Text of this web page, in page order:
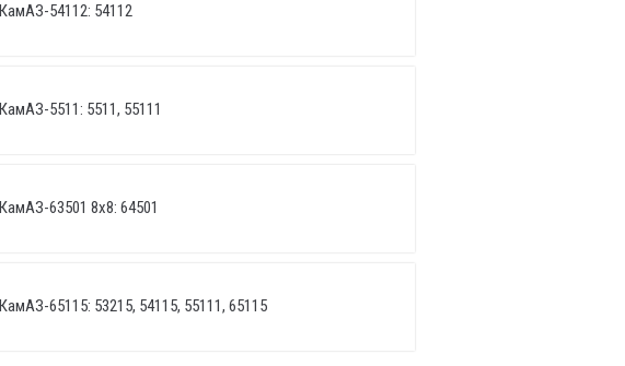
КамАЗ-54112: 54112
КамАЗ-5511: 5511, 55111
КамАЗ-63501 8х8: 64501
КамАЗ-65115: 53215, 54115, 55111, 65115